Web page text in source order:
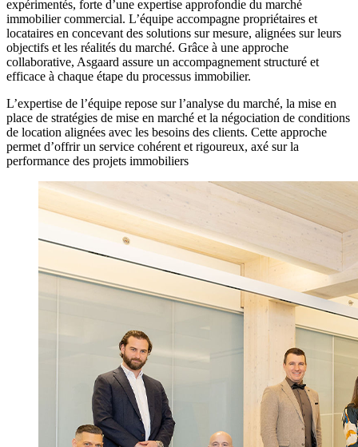
expérimentés, forte d’une expertise approfondie du marché
immobilier commercial. L’équipe accompagne propriétaires et
locataires en concevant des solutions sur mesure, alignées sur leurs
objectifs et les réalités du marché. Grâce à une approche
collaborative, Asgaard assure un accompagnement structuré et
efficace à chaque étape du processus immobilier.
L’expertise de l’équipe repose sur l’analyse du marché, la mise en
place de stratégies de mise en marché et la négociation de conditions
de location alignées avec les besoins des clients. Cette approche
permet d’offrir un service cohérent et rigoureux, axé sur la
performance des projets immobiliers